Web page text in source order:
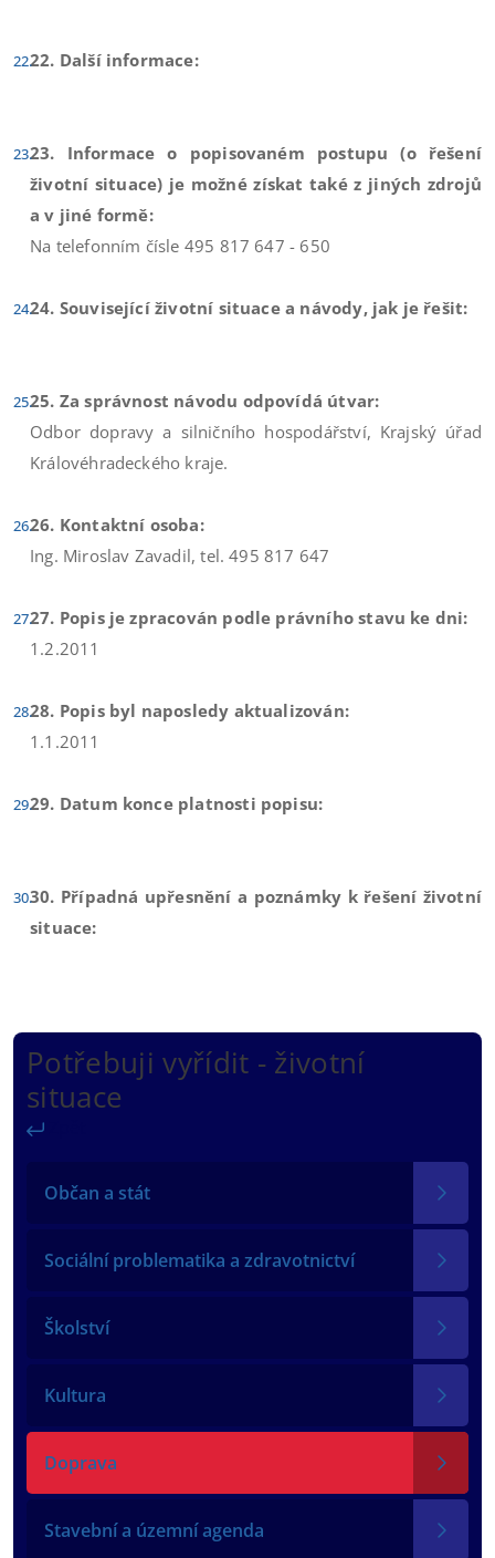
Potřebuji vyřídit - životní
situace
Občan a stát
Sociální problematika a zdravotnictví
Školství
Kultura
Doprava
Stavební a územní agenda
22. Další informace:
23. Informace o popisovaném postupu (o řešení
životní situace) je možné získat také z jiných zdrojů
a v jiné formě:
Na telefonním čísle 495 817 647 - 650
24. Související životní situace a návody, jak je řešit:
25. Za správnost návodu odpovídá útvar:
Odbor dopravy a silničního hospodářství, Krajský úřad
Královéhradeckého kraje.
26. Kontaktní osoba:
Ing. Miroslav Zavadil, tel. 495 817 647
27. Popis je zpracován podle právního stavu ke dni:
1.2.2011
28. Popis byl naposledy aktualizován:
1.1.2011
29. Datum konce platnosti popisu:
30. Případná upřesnění a poznámky k řešení životní
situace: